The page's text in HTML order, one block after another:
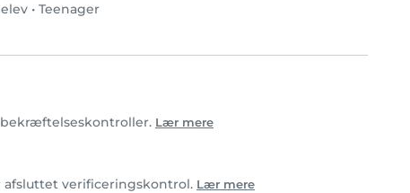
• Teenager
Lær mere
afsluttet verificeringskontrol. Lær mere